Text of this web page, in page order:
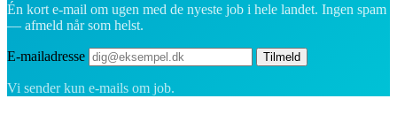
Én kort e-mail om ugen med de nyeste job i hele landet. Ingen spam
— afmeld når som helst.
E-mailadresse Tilmeld
Vi sender kun e-mails om job.